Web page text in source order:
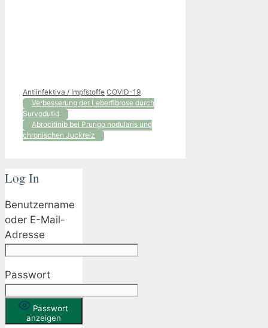
Kategorien
Antiinfektiva / Impfstoffe Schlagwörter
COVID-19
Verbesserung der Leberfibrose durch
Survodutid
Abrocitinib bei Prurigo nodularis und
chronischen Juckreiz
Log In
Benutzername
oder E-Mail-
Adresse
Passwort
Passwort
anzeigen